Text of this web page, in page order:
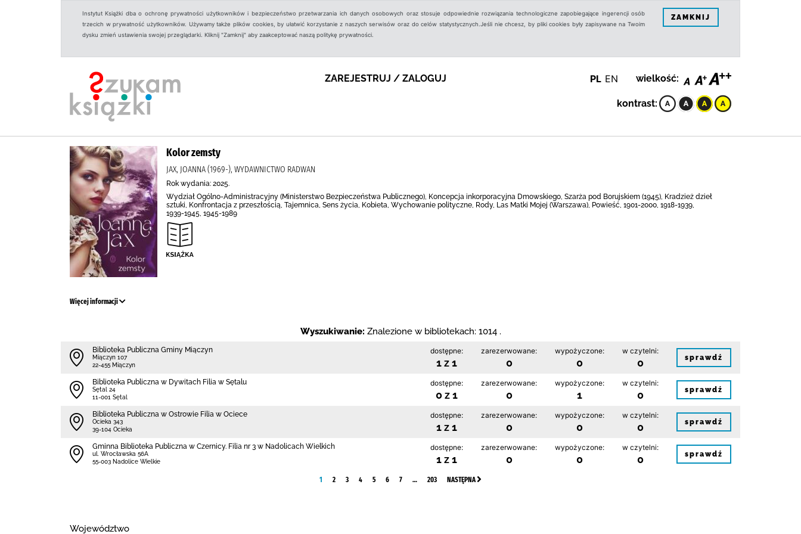
Instytut Książki dba o ochronę prywatności użytkowników i bezpieczeństwo przetwarzania ich danych osobowych oraz stosuje odpowiednie rozwiązania technologiczne zapobiegające ingerencji osób
trzecich w prywatność użytkowników. Używamy także plików cookies, by ułatwić korzystanie z naszych serwisów oraz do celów statystycznych.Jeśli nie chcesz, by pliki cookies były zapisywane na Twoim
dysku zmień ustawienia swojej przeglądarki. Kliknij "Zamknij" aby zaakceptować naszą politykę prywatności.
ZAMKNIJ
ZAREJESTRUJ / ZALOGUJ PL EN wielkość:
kontrast:
Kolor zemsty
JAX, JOANNA (1969-), WYDAWNICTWO RADWAN
Rok wydania: 2025.
Wydział Ogólno-Administracyjny (Ministerstwo Bezpieczeństwa Publicznego), Koncepcja inkorporacyjna Dmowskiego, Szarża pod Borujskiem (1945), Kradzież dzieł
sztuki, Konfrontacja z przeszłością, Tajemnica, Sens życia, Kobieta, Wychowanie polityczne, Rody, Las Matki Mojej (Warszawa), Powieść, 1901-2000, 1918-1939,
1939-1945, 1945-1989
Więcej informacji
Wyszukiwanie: Znalezione w bibliotekach: 1014 .
Biblioteka Publiczna Gminy Miączyn
Miączyn 107
22-455 Miączyn
dostępne:
1 z 1
zarezerwowane:
0
wypożyczone:
0
w czytelni:
0 sprawdź
Biblioteka Publiczna w Dywitach Filia w Sętalu
Sętal 24
11-001 Sętal
dostępne:
0 z 1
zarezerwowane:
0
wypożyczone:
1
w czytelni:
0 sprawdź
Biblioteka Publiczna w Ostrowie Filia w Ociece
Ocieka 343
39-104 Ocieka
dostępne:
1 z 1
zarezerwowane:
0
wypożyczone:
0
w czytelni:
0 sprawdź
Gminna Biblioteka Publiczna w Czernicy. Filia nr 3 w Nadolicach Wielkich
ul. Wrocławska 56A
55-003 Nadolice Wielkie
dostępne:
1 z 1
zarezerwowane:
0
wypożyczone:
0
w czytelni:
0 sprawdź
1 2 3 4 5 6 7 … 203 NASTĘPNA
Województwo